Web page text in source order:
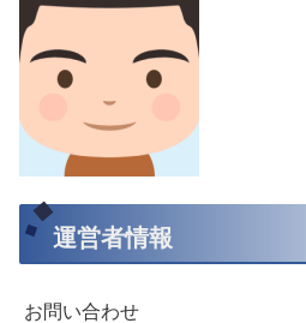
運営者情報
お問い合わせ